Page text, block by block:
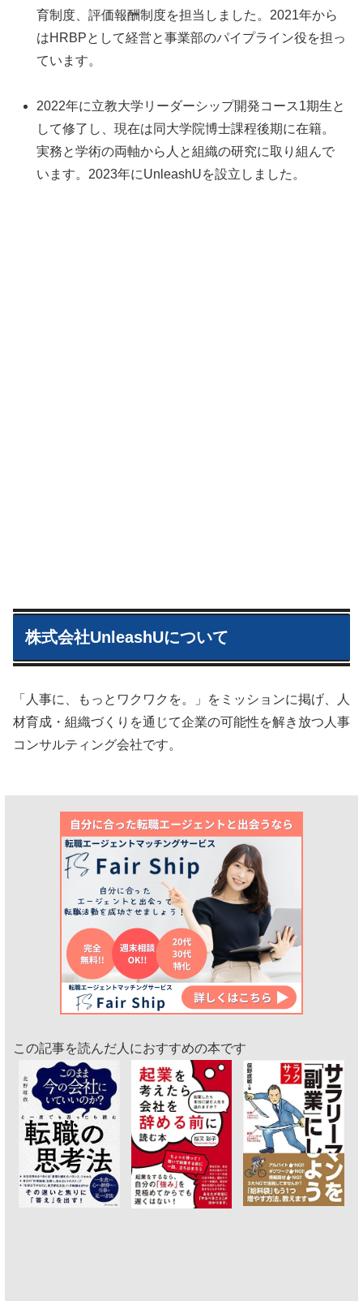
育制度、評価報酬制度を担当しました。2021年から
はHRBPとして経営と事業部のパイプライン役を担っ
ています。
2022年に立教大学リーダーシップ開発コース1期生と
して修了し、現在は同大学院博士課程後期に在籍。
実務と学術の両軸から人と組織の研究に取り組んで
います。2023年にUnleashUを設立しました。
株式会社UnleashUについて
「人事に、もっとワクワクを。」をミッションに掲げ、人
材育成・組織づくりを通じて企業の可能性を解き放つ人事
コンサルティング会社です。
この記事を読んだ人におすすめの本です